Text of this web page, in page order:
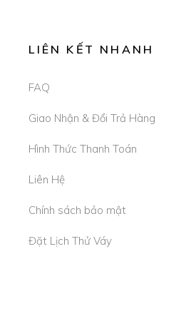
LIÊN KẾT NHANH
FAQ
Giao Nhận & Đổi Trả Hàng
Hình Thức Thanh Toán
Liên Hệ
Chính sách bảo mật
Đặt Lịch Thử Váy